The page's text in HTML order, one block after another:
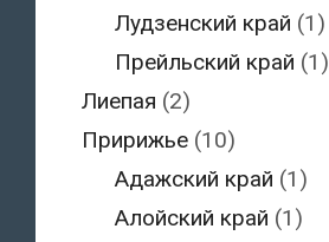
Лудзенский край (1)
Прейльский край (1)
Лиепая (2)
Пририжье(10)
Адажский край (1)
Алойский край (1)